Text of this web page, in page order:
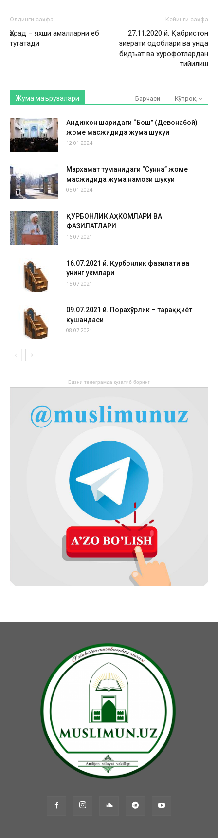
Олдинги саҳифа
Ҳасад – яхши амалларни еб
тугатади
Кейинги саҳифа
27.11.2020 й. Қабристон
зиёрати одоблари ва унда
бидъат ва хурофотлардан
тийилиш
Жума маърузалари Барчаси Кўпроқ
Андижон шаҳридаги “Бош” (Девонабой)
жоме масжидида жума шукуҳи
12.01.2024
Мархамат туманидаги “Сунна” жоме
масжидида жума намози шукуҳи
05.01.2024
ҚУРБОНЛИК АҲКОМЛАРИ ВА
ФАЗИЛАТЛАРИ
16.07.2021
16.07.2021 й. Қурбонлик фазилати ва
унинг ҳукмлари
15.07.2021
09.07.2021 й. Порахўрлик – тараққиёт
кушандаси
08.07.2021
Бизни телеграмда кузатиб боринг